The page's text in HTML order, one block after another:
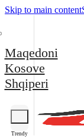
Skip to main content
Maqedoni
Kosove
Shqiperi
Trendy